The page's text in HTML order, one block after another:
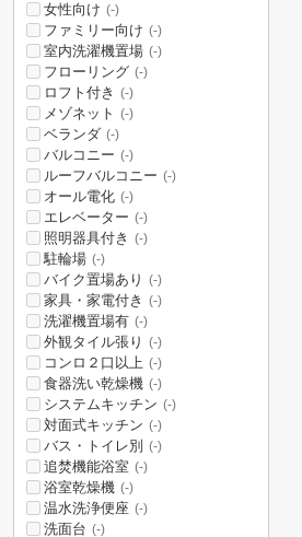
女性向け (-)
ファミリー向け (-)
室内洗濯機置場 (-)
フローリング (-)
ロフト付き (-)
メゾネット (-)
ベランダ (-)
バルコニー (-)
ルーフバルコニー (-)
オール電化 (-)
エレベーター (-)
照明器具付き (-)
駐輪場 (-)
バイク置場あり (-)
家具・家電付き (-)
洗濯機置場有 (-)
外観タイル張り (-)
コンロ２口以上 (-)
食器洗い乾燥機 (-)
システムキッチン (-)
対面式キッチン (-)
バス・トイレ別 (-)
追焚機能浴室 (-)
浴室乾燥機 (-)
温水洗浄便座 (-)
洗面台 (-)